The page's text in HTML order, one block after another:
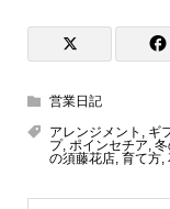
営業日記
アレンジメント , ギ
プ, ポインセチア,
の須藤花店, 育て方,